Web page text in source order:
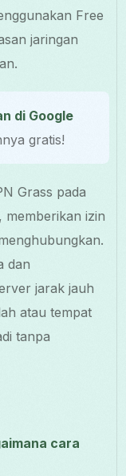
Free
jaringan
di Google
gratis!
Grass pada
memberikan izin
dan
jarak jauh
atau tempat
tanpa
cara